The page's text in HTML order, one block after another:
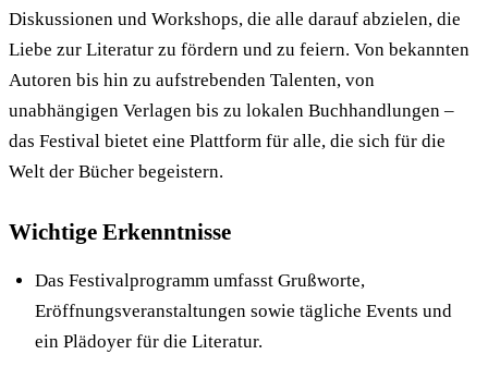
Diskussionen und Workshops, die alle darauf abzielen, die
Liebe zur Literatur zu fördern und zu feiern. Von bekannten
Autoren bis hin zu aufstrebenden Talenten, von
unabhängigen Verlagen bis zu lokalen Buchhandlungen –
das Festival bietet eine Plattform für alle, die sich für die
Welt der Bücher begeistern.
Wichtige Erkenntnisse
Das Festivalprogramm umfasst Grußworte,
Eröffnungsveranstaltungen sowie tägliche Events und
ein Plädoyer für die Literatur.